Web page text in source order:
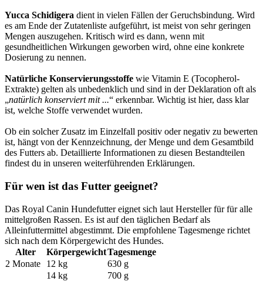
Yucca Schidigera dient in vielen Fällen der Geruchsbindung. Wird
es am Ende der Zutatenliste aufgeführt, ist meist von sehr geringen
Mengen auszugehen. Kritisch wird es dann, wenn mit
gesundheitlichen Wirkungen geworben wird, ohne eine konkrete
Dosierung zu nennen.
Natürliche Konservierungsstoffe wie Vitamin E (Tocopherol-
Extrakte) gelten als unbedenklich und sind in der Deklaration oft als
„natürlich konserviert mit ...“ erkennbar. Wichtig ist hier, dass klar
ist, welche Stoffe verwendet wurden.
Ob ein solcher Zusatz im Einzelfall positiv oder negativ zu bewerten
ist, hängt von der Kennzeichnung, der Menge und dem Gesamtbild
des Futters ab. Detaillierte Informationen zu diesen Bestandteilen
findest du in unseren weiterführenden Erklärungen.
Für wen ist das Futter geeignet?
Das Royal Canin Hundefutter eignet sich laut Hersteller für für alle
mittelgroßen Rassen. Es ist auf den täglichen Bedarf als
Alleinfuttermittel abgestimmt. Die empfohlene Tagesmenge richtet
sich nach dem Körpergewicht des Hundes.
Alter
KörpergewichtTagesmenge
2 Monate
12 kg
630 g
14 kg
700 g